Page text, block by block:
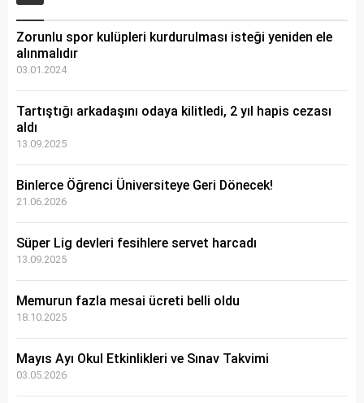
Zorunlu spor kulüpleri kurdurulması isteği yeniden ele
alınmalıdır
03.01.2024
Tartıştığı arkadaşını odaya kilitledi, 2 yıl hapis cezası
aldı
13.09.2025
Binlerce Öğrenci Üniversiteye Geri Dönecek!
21.06.2026
Süper Lig devleri fesihlere servet harcadı
13.09.2025
Memurun fazla mesai ücreti belli oldu
18.10.2025
Mayıs Ayı Okul Etkinlikleri ve Sınav Takvimi
03.05.2026